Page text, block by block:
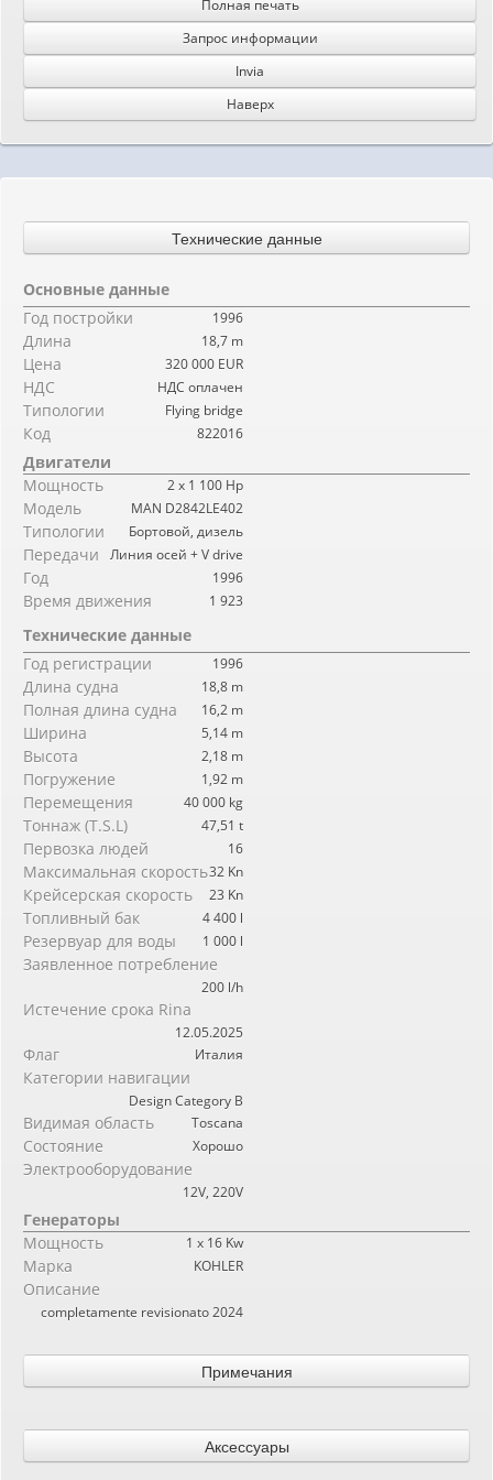
Полная печать
Запрос информации
Invia
Наверх
Технические данные
Основные данные
Год постройки
1996
Длина 18,7 m
Цена 320 000 EUR
НДС НДС оплачен
Типологии Flying bridge
Код 822016
Двигатели
Мощность
2 x 1 100 Hp
Модель MAN D2842LE402
Типологии Бортовой, дизель
Передачи Линия осей + V drive
Год 1996
Время движения 1 923
Технические данные
Год регистрации
1996
Длина судна 18,8 m
Полная длина судна 16,2 m
Ширина 5,14 m
Высота 2,18 m
Погружение 1,92 m
Перемещения 40 000 kg
Тоннаж (T.S.L) 47,51 t
Первозка людей 16
Максимальная скорость32 Kn
Крейсерская скорость 23 Kn
Топливный бак 4 400 l
Резервуар для воды 1 000 l
Заявленное потребление
200 l/h
Истечение срока Rina
12.05.2025
Флаг Италия
Категории навигации
Design Category B
Видимая область Toscana
Состояние Хорошо
Электрооборудование
12V, 220V
Генераторы
Мощность
1 x 16 Kw
Марка KOHLER
Описание
completamente revisionato 2024
Примечания
ЗАСЛОНКИ С 2023 ГОДА. ВНУТРЕННЯЯ ПЛАНИРОВКА: БОЛЬШАЯ
ГОСТИНАЯ, КУХНЯ, ГОСТИНАЯ РЯДОМ С ВНУТРЕННИМ СИДЕНЬЕМ
Аксессуары